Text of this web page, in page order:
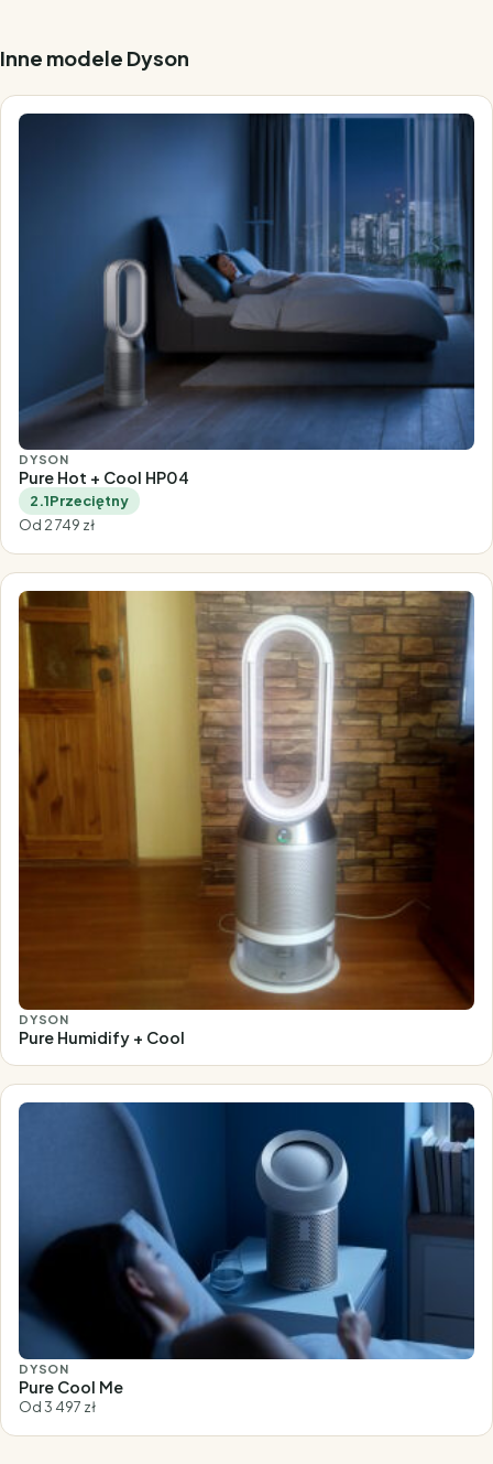
Inne modele Dyson
DYSON
Pure Hot + Cool HP04
2.1Przeciętny
Od 2 749 zł
DYSON
Pure Humidify + Cool
DYSON
Pure Cool Me
Od 3 497 zł